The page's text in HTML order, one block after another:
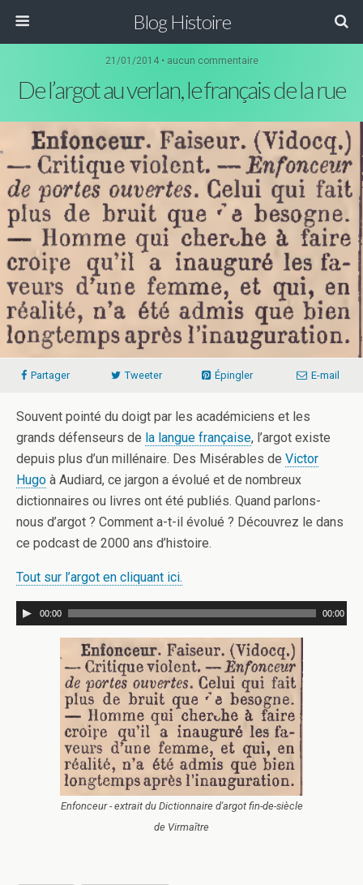
Blog Histoire
21/01/2014 • aucun commentaire
De l’argot au verlan, le français de la rue
Partager Tweeter Épingler E-mail
Souvent pointé du doigt par les académiciens et les
grands défenseurs de la langue française, l’argot existe
depuis plus d’un millénaire. Des Misérables de Victor
Hugo à Audiard, ce jargon a évolué et de nombreux
dictionnaires ou livres ont été publiés. Quand parlons-
nous d’argot ? Comment a-t-il évolué ? Découvrez le dans
ce podcast de 2000 ans d’histoire.
Tout sur l’argot en cliquant ici.
00:00 00:00
Enfonceur - extrait du Dictionnaire d'argot fin-de-siècle
de Virmaître